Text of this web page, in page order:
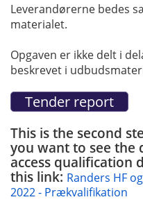
Leverandørerne bedes
materialet.
Opgaven er ikke delt i
beskrevet i
This is the second
you want to see the
access qualification
this link: Randers HF
2022 - Prækvalifikation